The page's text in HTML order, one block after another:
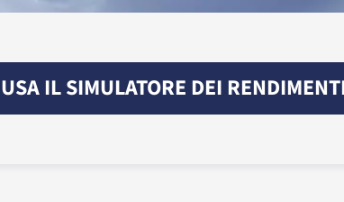
USA IL SIMULATORE DEI